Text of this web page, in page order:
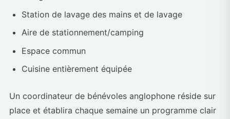
Station de lavage des mains et de lavage
Aire de stationnement/camping
Espace commun
Cuisine entièrement équipée
Un coordinateur de bénévoles anglophone réside sur
place et établira chaque semaine un programme clair